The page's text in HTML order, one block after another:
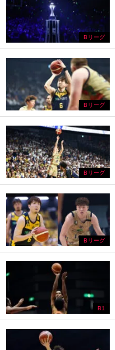
Bリーグ
Bリーグ
Bリーグ
Bリーグ
B1